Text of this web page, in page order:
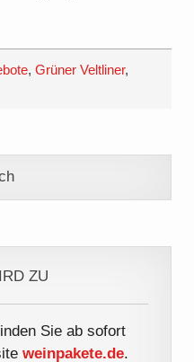
,Grüner Veltliner,
ZU
Sie ab sofort
weinpakete.de.